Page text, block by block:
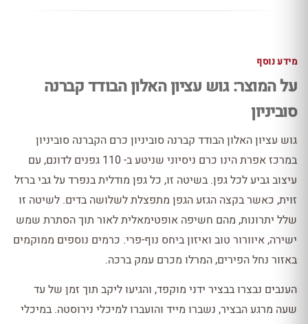
מידע נוסף
על המוצר: גוש עציון האלון הבודד קברנה
סוביניון
גוש עציון האלון הבודד קברנה סוביניון כרם הקברנה סוביניון
במרכז אפרת הינו כרם ניסיוני שניטע ב- 110 גפנים לדונם, עם
עיצוב גביע לכל גפן. בשיטה זו, כל גפן מודלית בנפרד על גבי ברזל
זוית, כאשר בקצה הגזע הגפן מתפצלת לשלושה בדים. לשיטה זו
שלל יתרונות, מהם חשיפה אופטימאלית לאור תוך הסתרת שמש
ישירה, איוורור טוב ואיזון ביחס נוף-פרי. כרמים נוספים ממוקמים
באזור נחל הפירים, המרלו מכרם עמק ברכה.
הענבים נבצרו בבציר ידני מוקפד, והגיעו ליקב תוך זמן של עד
שעה מרגע הבציר, נשברו מייד והועברו למיכלי נירוסטה. במיכלי